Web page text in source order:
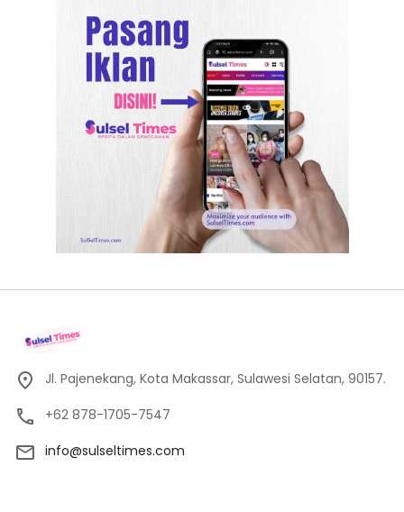
Jl. Pajenekang, Kota Makassar, Sulawesi Selatan, 90157.
+62 878-1705-7547
info@sulseltimes.com